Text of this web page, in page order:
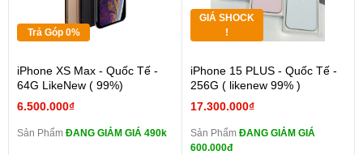
Trả Góp 0%
iPhone XS Max - Quốc Tế -
64G LikeNew ( 99%)
6.500.000₫
Sản Phẩm ĐANG GIẢM GIÁ 490k
GIÁ SHOCK
!
iPhone 15 PLUS - Quốc Tế -
256G ( likenew 99% )
17.300.000₫
Sản Phẩm ĐANG GIẢM GIÁ
600.000đ